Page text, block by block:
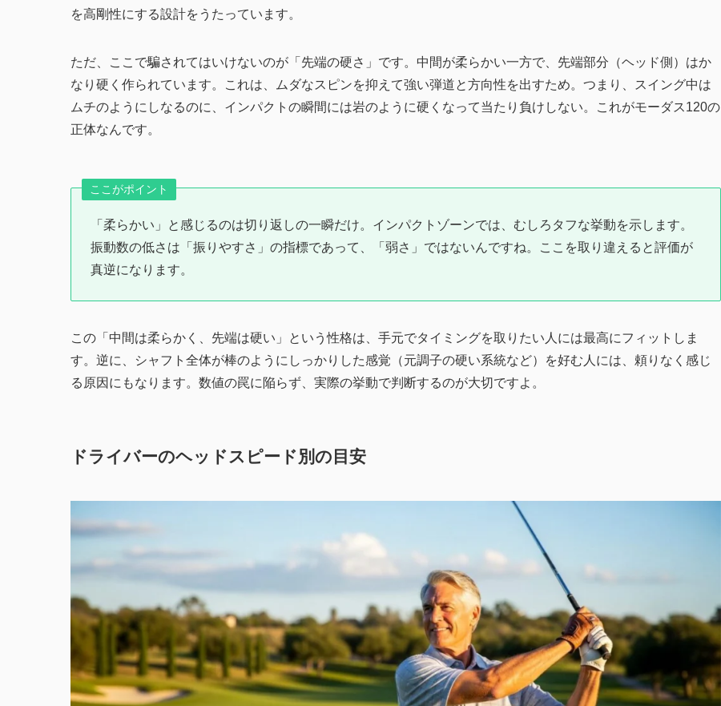
を高剛性にする設計をうたっています。
ただ、ここで騙されてはいけないのが「先端の硬さ」です。中間が柔らかい一方で、先端部分（ヘッド側）はか
なり硬く作られています。これは、ムダなスピンを抑えて強い弾道と方向性を出すため。つまり、スイング中は
ムチのようにしなるのに、インパクトの瞬間には岩のように硬くなって当たり負けしない。これがモーダス120の
正体なんです。
ここがポイント
「柔らかい」と感じるのは切り返しの一瞬だけ。インパクトゾーンでは、むしろタフな挙動を示します。
振動数の低さは「振りやすさ」の指標であって、「弱さ」ではないんですね。ここを取り違えると評価が
真逆になります。
この「中間は柔らかく、先端は硬い」という性格は、手元でタイミングを取りたい人には最高にフィットしま
す。逆に、シャフト全体が棒のようにしっかりした感覚（元調子の硬い系統など）を好む人には、頼りなく感じ
る原因にもなります。数値の罠に陥らず、実際の挙動で判断するのが大切ですよ。
ドライバーのヘッドスピード別の目安